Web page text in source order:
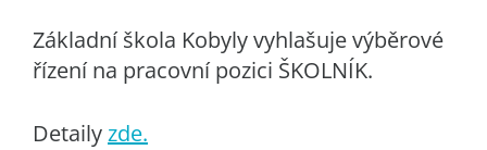
Základní škola Kobyly vyhlašuje výběrové
řízení na pracovní pozici ŠKOLNÍK.
Detailyzde.